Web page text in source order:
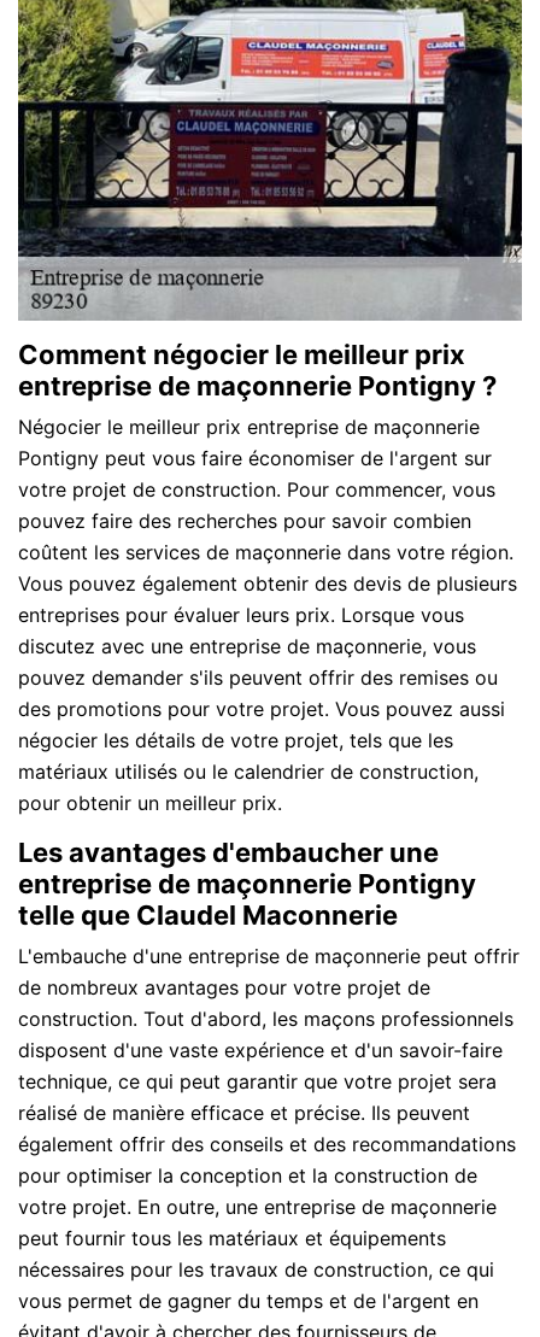
Comment négocier le meilleur prix
entreprise de maçonnerie Pontigny ?
Négocier le meilleur prix entreprise de maçonnerie
Pontigny peut vous faire économiser de l'argent sur
votre projet de construction. Pour commencer, vous
pouvez faire des recherches pour savoir combien
coûtent les services de maçonnerie dans votre région.
Vous pouvez également obtenir des devis de plusieurs
entreprises pour évaluer leurs prix. Lorsque vous
discutez avec une entreprise de maçonnerie, vous
pouvez demander s'ils peuvent offrir des remises ou
des promotions pour votre projet. Vous pouvez aussi
négocier les détails de votre projet, tels que les
matériaux utilisés ou le calendrier de construction,
pour obtenir un meilleur prix.
Les avantages d'embaucher une
entreprise de maçonnerie Pontigny
telle que Claudel Maconnerie
L'embauche d'une entreprise de maçonnerie peut offrir
de nombreux avantages pour votre projet de
construction. Tout d'abord, les maçons professionnels
disposent d'une vaste expérience et d'un savoir-faire
technique, ce qui peut garantir que votre projet sera
réalisé de manière efficace et précise. Ils peuvent
également offrir des conseils et des recommandations
pour optimiser la conception et la construction de
votre projet. En outre, une entreprise de maçonnerie
peut fournir tous les matériaux et équipements
nécessaires pour les travaux de construction, ce qui
vous permet de gagner du temps et de l'argent en